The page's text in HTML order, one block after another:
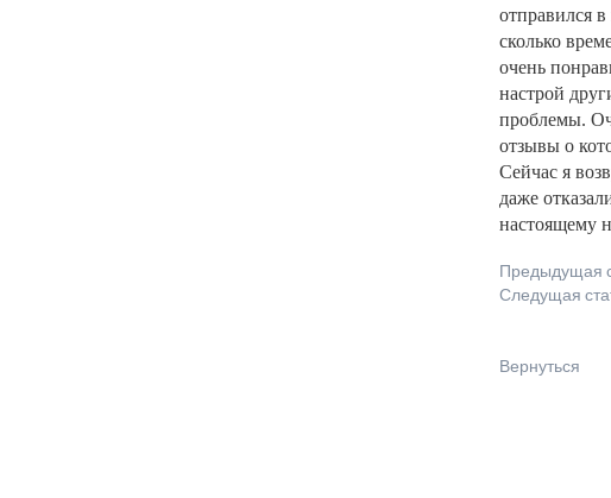
отправился в
сколько
очень
настрой
проблемы.
отзывы о
Сейчас я
даже
настоящему
Предыдущая
Следущая
Вернуться